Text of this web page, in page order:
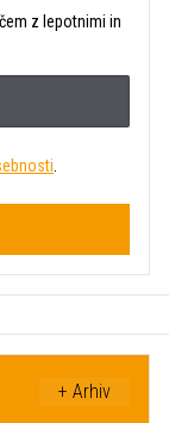
z lepotnimi in
+ Arhiv